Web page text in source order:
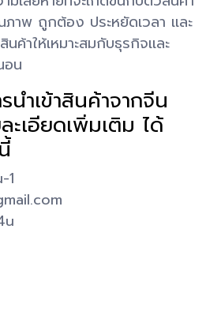
าพ ถูกต้อง ประหยัดเวลา เเละ
นค้าให้เหมาะสมกับธุรกิจเเละ
อน
นำเข้าสินค้าจากจีน
ะเอียดเพิ่มเติม ได้
1